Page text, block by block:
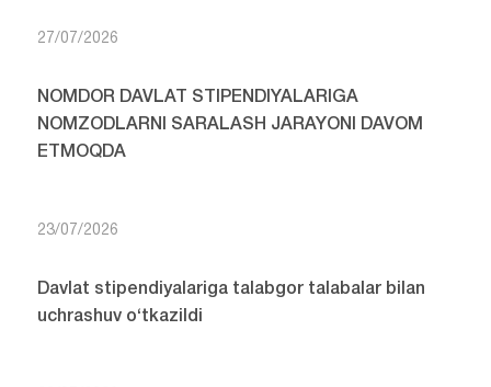
27/07/2026
NOMDOR DAVLAT STIPENDIYALARIGA
NOMZODLARNI SARALASH JARAYONI DAVOM
ETMOQDA
23/07/2026
Davlat stipendiyalariga talabgor talabalar bilan
uchrashuv o‘tkazildi